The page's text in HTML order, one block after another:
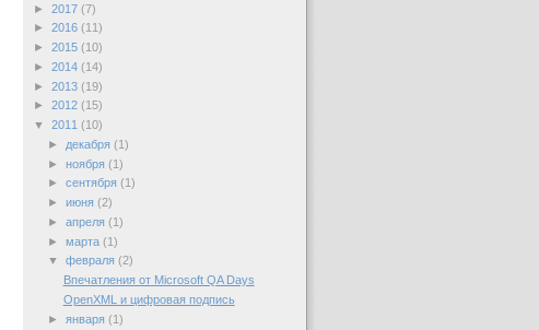
► 2017 (7)
► 2016 (11)
► 2015 (10)
► 2014 (14)
► 2013 (19)
► 2012 (15)
▼ 2011 (10)
► декабря(1)
►ноября(1)
►сентября(1)
►июня(2)
►апреля(1)
►марта(1)
▼февраля(2)
Впечатления от Microsoft QA Days
OpenXML и цифровая подпись
►января(1)